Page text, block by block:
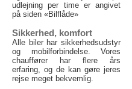
udlejning per time er angivet
på siden «Bilflåde»
Sikkerhed, komfort
Alle biler har sikkerhedsudstyr
og mobilforbindelse. Vores
chauffører har flere års
erfaring, og de kan gøre jeres
rejse meget bekvemlig.